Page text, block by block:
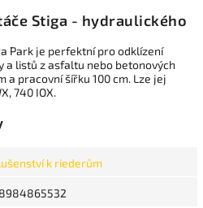
Stiga - hydraulického
Park je perfektní pro odklízení
a listů z asfaltu nebo betonových
a pracovní šířku 100 cm. Lze jej
740 IOX.
k riederům